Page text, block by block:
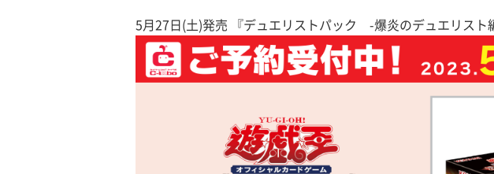
5月27日(土)発売 『デュエリストパック -爆炎のデュエリスト